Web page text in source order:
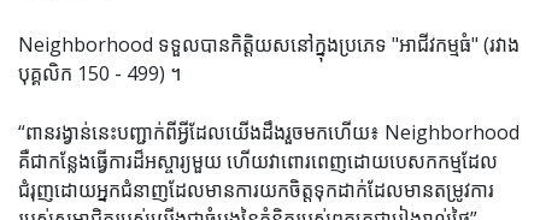
Neighborhood ទទួលបានកិត្តិយសនៅក្នុងប្រភេទ "អាជីវកម្មធំ" (រវាង
បុគ្គលិក 150 - 499) ។
“ពានរង្វាន់នេះបញ្ជាក់ពីអ្វីដែលយើងដឹងរួចមកហើយ៖ Neighborhood
គឺជាកន្លែងធ្វើការដ៏អស្ចារ្យមួយ ហើយវាពោរពេញដោយបេសកកម្មដែល
ជំរុញដោយអ្នកជំនាញដែលមានការយកចិត្តទុកដាក់ដែលមានតម្រូវការ